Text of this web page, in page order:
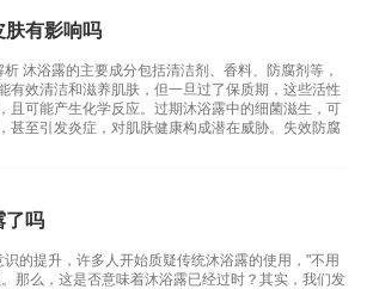
肤有影响吗
沐浴露的主要成分包括清洁剂、香料、防腐剂等，
有效清洁和滋养肌肤，但一旦过了保质期，这些活性
且可能产生化学反应。过期沐浴露中的细菌滋生，可
甚至引发炎症，对肌肤健康构成潜在威胁。失效防腐
了吗
的提升，许多人开始质疑传统沐浴露的使用，"不用
那么，这是否意味着沐浴露已经过时？其实，我们发